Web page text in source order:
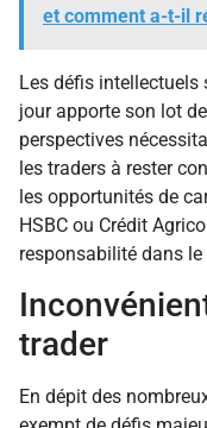
et comment a-t-il
Les défis
jour apporte son lot
perspectives
les traders à rester
les opportunités de
HSBC ou Crédit
responsabilité dans
trader
En dépit des